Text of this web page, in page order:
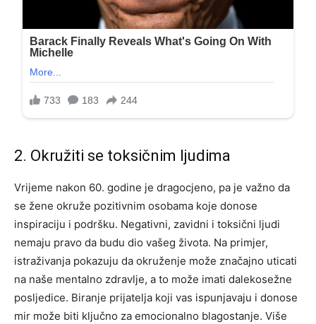
2. Okružiti se toksičnim ljudima
Vrijeme nakon 60. godine je dragocjeno, pa je važno da
se žene okruže pozitivnim osobama koje donose
inspiraciju i podršku. Negativni, zavidni i toksični ljudi
nemaju pravo da budu dio vašeg života. Na primjer,
istraživanja pokazuju da okruženje može značajno uticati
na naše mentalno zdravlje, a to može imati dalekosežne
posljedice. Biranje prijatelja koji vas ispunjavaju i donose
mir može biti ključno za emocionalno blagostanje. Više